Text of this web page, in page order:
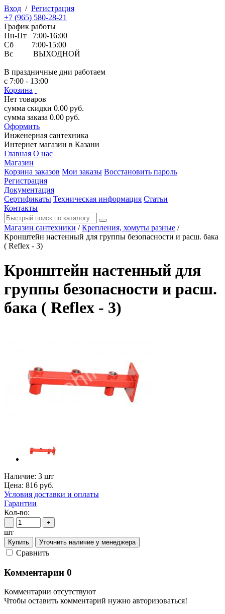
Вход / Регистрация
+7 (965) 580-28-21
График работы
Пн-Пт 7:00-16:00
Сб 7:00-15:00
Вс ВЫХОДНОЙ
В праздничные дни работаем
с 7:00 - 13:00
Корзина
Нет товаров
сумма скидки 0.00 руб.
сумма заказа 0.00 руб.
Оформить
Инженерная сантехника
Интернет магазин в Казани
Главная О нас
Магазин
Корзина заказов Мои заказы Восстановить пароль
Регистрация
Документация
Сертификаты Техническая информация Статьи
Контакты
Магазин сантехники / Крепления, хомуты разные /
Кронштейн настенный для группы безопасности и расш. бака
( Reflex - 3)
Кронштейн настенный для
группы безопасности и расш.
бака ( Reflex - 3)
Наличие: 3 шт
Цена: 816 руб.
Условия доставки и оплаты
Гарантии
Кол-во:
- +
шт
Купить Уточнить наличие у менеджера
Cравнить
Комментарии 0
Комментарии отсутствуют
Чтобы оставить комментарий нужно авторизоваться!